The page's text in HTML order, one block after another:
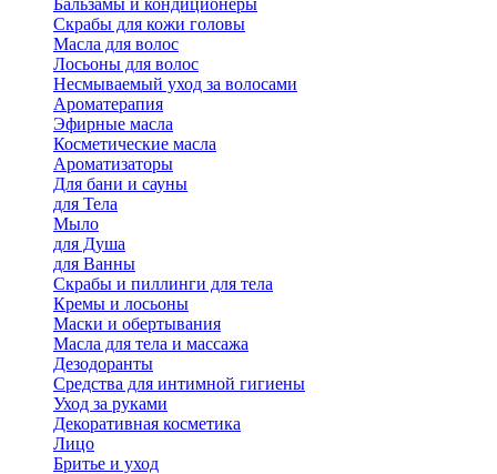
Бальзамы и кондиционеры
Скрабы для кожи головы
Масла для волос
Лосьоны для волос
Несмываемый уход за волосами
Ароматерапия
Эфирные масла
Косметические масла
Ароматизаторы
Для бани и сауны
для Тела
Мыло
для Душа
для Ванны
Скрабы и пиллинги для тела
Кремы и лосьоны
Маски и обертывания
Масла для тела и массажа
Дезодоранты
Средства для интимной гигиены
Уход за руками
Декоративная косметика
Лицо
Бритье и уход